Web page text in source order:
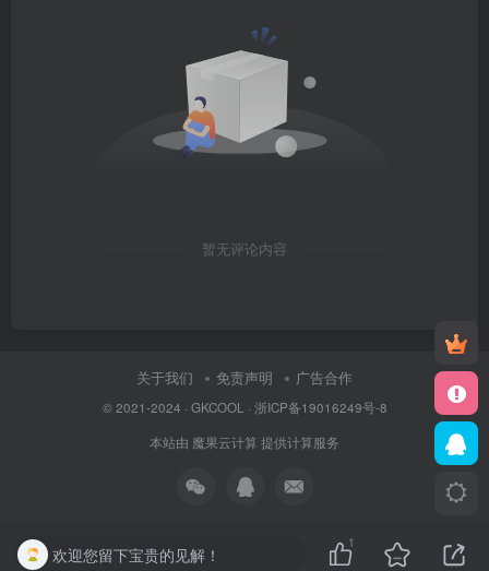
暂无评论内容
关于我们 免责声明 广告合作
© 2021-2024 · GKCOOL · 浙ICP备19016249号-8
本站由 魔果云计算 提供计算服务
欢迎您留下宝贵的见解！
1